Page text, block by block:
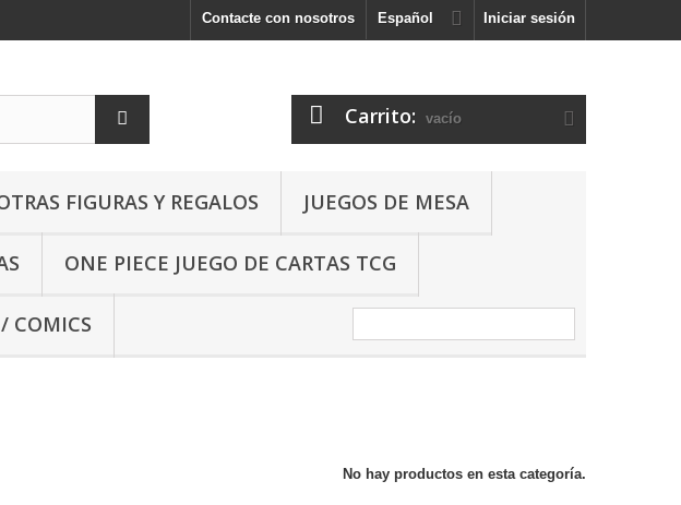
Iniciar sesión
Español
Contacte con nosotros
Carrito: vacío
FIGURAS Y REGALOS JUEGOS DE MESA
ONE PIECE JUEGO DE CARTAS TCG
COMICS
No hay productos en esta categoría.